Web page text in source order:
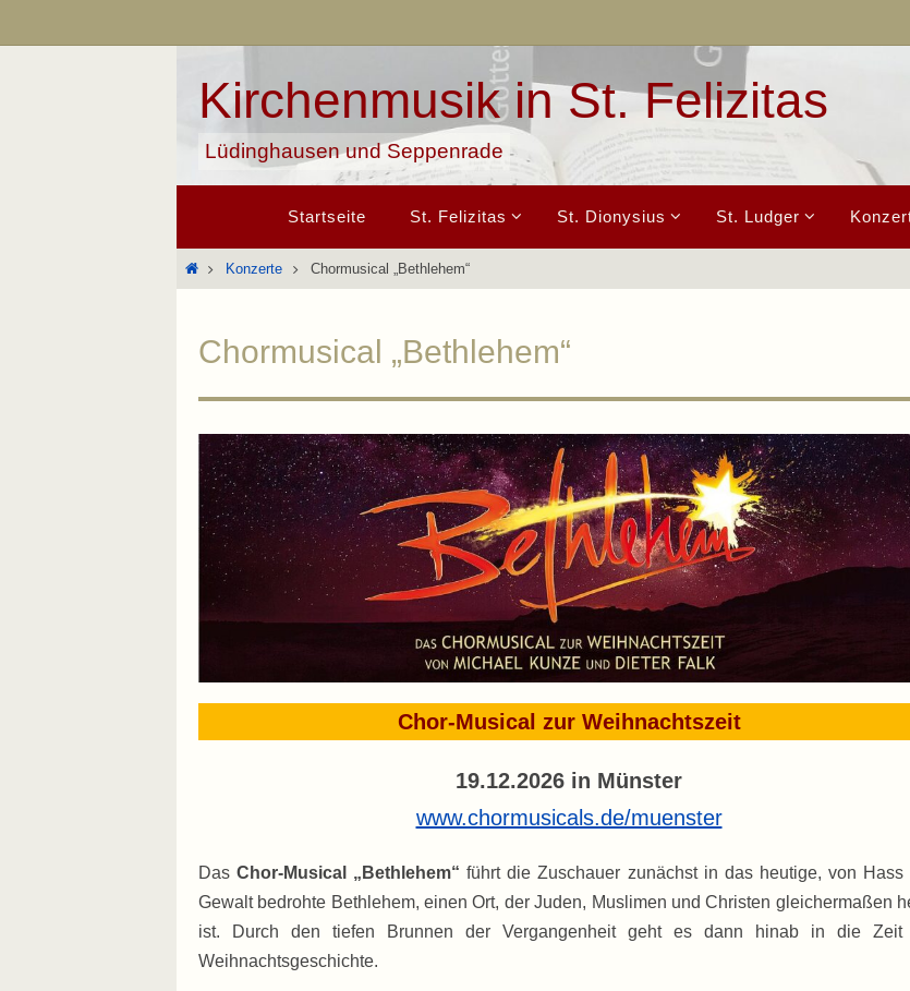
Inhalt
Kirchenmusik in St. Felizitas
Lüdinghausen und Seppenrade
springen
Startseite St. Felizitas St. Dionysius St. Ludger
StartKonzerte Chormusical „Bethlehem“
Chormusical „Bethlehem“
Chor-Musical zur Weihnachtszeit
19.12.2026 in Münster
www.chormusicals.de/muenster
DasChor-Musical „Bethlehem“führt die Zuschauer zunächst in das heutige, von Hass
Gewalt bedrohte Bethlehem, einen Ort, der Juden, Muslimen und Christen gleichermaßen
ist. Durch den tiefen Brunnen der Vergangenheit geht es dann hinab in die Zeit
Weihnachtsgeschichte.